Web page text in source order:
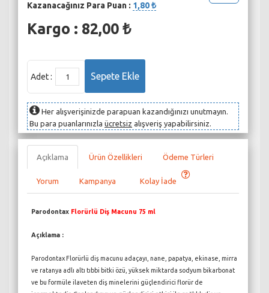
Kazanacağınız Para Puan : 1,80 ₺
Kargo : 82,00 ₺
Adet :
Her alışverişinizde parapuan kazandığınızı unutmayın.
Bu para puanlarınızla ücretsiz alışveriş yapabilirsiniz.
Açıklama Ürün Özellikleri Ödeme Türleri
Yorum Kampanya Kolay İade
Parodontax Florürlü Diş Macunu 75 ml
Açıklama :
Parodontax Florürlü diş macunu adaçayı, nane, papatya, ekinase, mirra
ve ratanya adlı altı tıbbi bitki özü, yüksek miktarda sodyum bikarbonat
ve bu formüle ilaveten diş minelerini güçlendirici florür de